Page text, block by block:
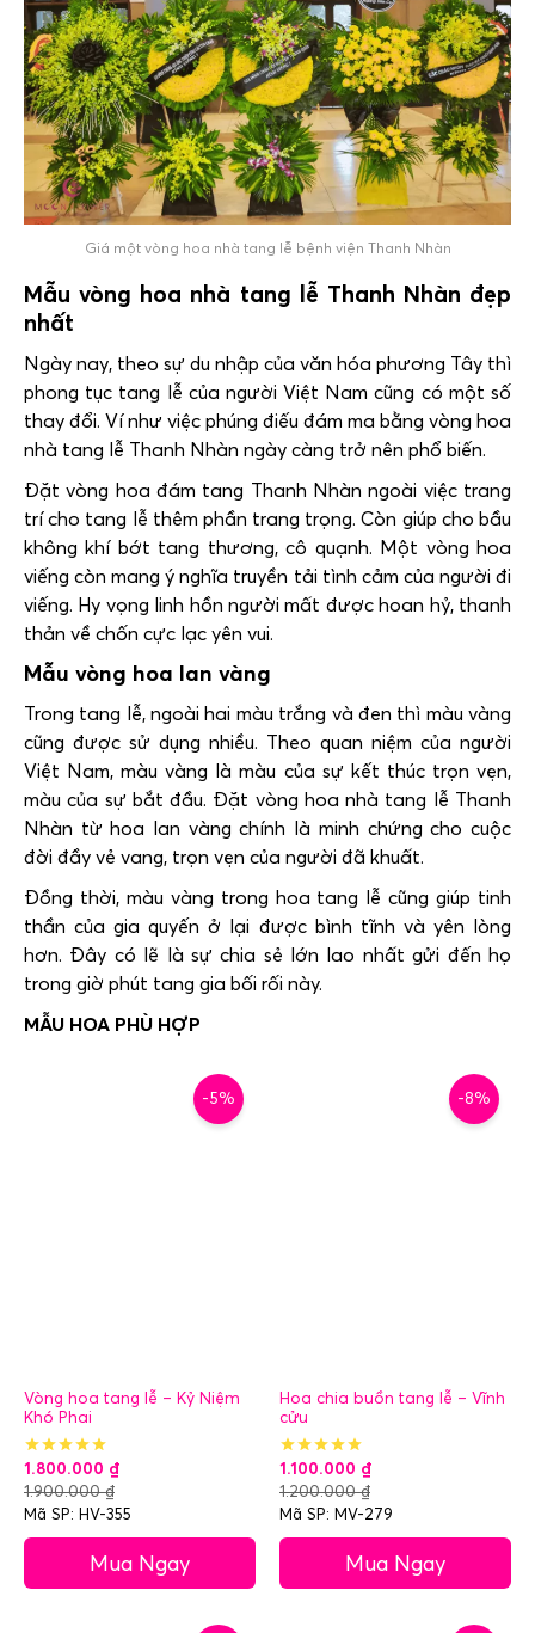
Giá một vòng hoa nhà tang lễ bệnh viện Thanh Nhàn
Mẫu vòng hoa nhà tang lễ Thanh Nhàn đẹp
nhất
Ngày nay, theo sự du nhập của văn hóa phương Tây thì
phong tục tang lễ của người Việt Nam cũng có một số
thay đổi. Ví như việc phúng điếu đám ma bằng vòng hoa
nhà tang lễ Thanh Nhàn ngày càng trở nên phổ biến.
Đặt vòng hoa đám tang Thanh Nhàn ngoài việc trang
trí cho tang lễ thêm phần trang trọng. Còn giúp cho bầu
không khí bớt tang thương, cô quạnh. Một vòng hoa
viếng còn mang ý nghĩa truyền tải tình cảm của người đi
viếng. Hy vọng linh hồn người mất được hoan hỷ, thanh
thản về chốn cực lạc yên vui.
Mẫu vòng hoa lan vàng
Trong tang lễ, ngoài hai màu trắng và đen thì màu vàng
cũng được sử dụng nhiều. Theo quan niệm của người
Việt Nam, màu vàng là màu của sự kết thúc trọn vẹn,
màu của sự bắt đầu. Đặt vòng hoa nhà tang lễ Thanh
Nhàn từ hoa lan vàng chính là minh chứng cho cuộc
đời đầy vẻ vang, trọn vẹn của người đã khuất.
Đồng thời, màu vàng trong hoa tang lễ cũng giúp tinh
thần của gia quyến ở lại được bình tĩnh và yên lòng
hơn. Đây có lẽ là sự chia sẻ lớn lao nhất gửi đến họ
trong giờ phút tang gia bối rối này.
-5%
Vòng hoa tang lễ – Kỷ Niệm
Khó Phai
1.800.000 ₫
1.900.000₫
Mã SP: HV-355
Mua Ngay
-8%
Hoa chia buồn tang lễ – Vĩnh
cửu
1.100.000 ₫
1.200.000₫
Mã SP: MV-279
Mua Ngay